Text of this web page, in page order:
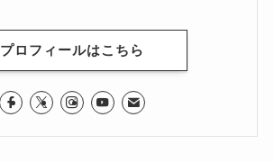
プロフィールはこちら